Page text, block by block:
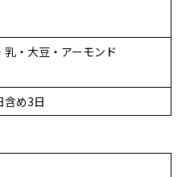
乳・大豆・アーモンド
含め3日